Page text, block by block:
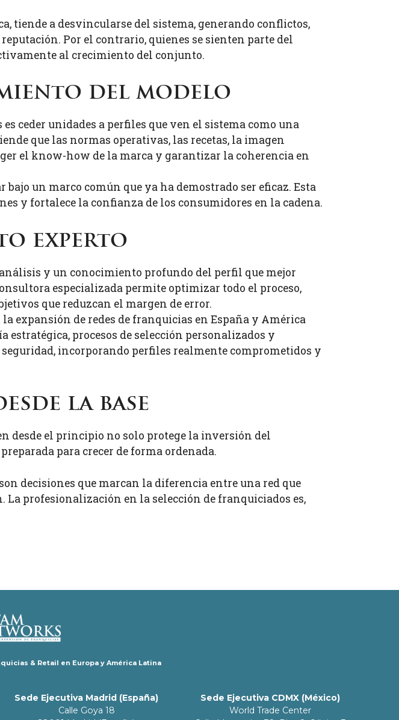
tiende a desvincularse del sistema, generando conflictos,
Por el contrario, quienes se sienten parte del
al crecimiento del conjunto.
del modelo
ceder unidades a perfiles que ven el sistema como una
que las normas operativas, las recetas, la imagen
el know-how de la marca y garantizar la coherencia en
un marco común que ya ha demostrado ser eficaz. Esta
y fortalece la confianza de los consumidores en la cadena.
experto
y un conocimiento profundo del perfil que mejor
especializada permite optimizar todo el proceso,
que reduzcan el margen de error.
expansión de redes de franquicias en España y América
procesos de selección personalizados y
incorporando perfiles realmente comprometidos y
la base
desde el principio no solo protege la inversión del
para crecer de forma ordenada.
decisiones que marcan la diferencia entre una red que
profesionalización en la selección de franquiciados es,
& Retail en Europa y América Latina
Sede Ejecutiva Madrid (España)
Calle Goya 18
Sede Ejecutiva CDMX (México)
World Trade Center